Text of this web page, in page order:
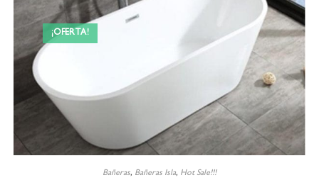
¡OFERTA!
Bañeras, Bañeras Isla, Hot Sale!!!